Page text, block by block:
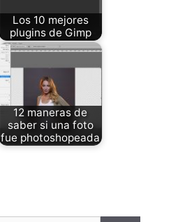
Los 10 mejores
plugins de Gimp
12 maneras de
saber si una foto
fue photoshopeada